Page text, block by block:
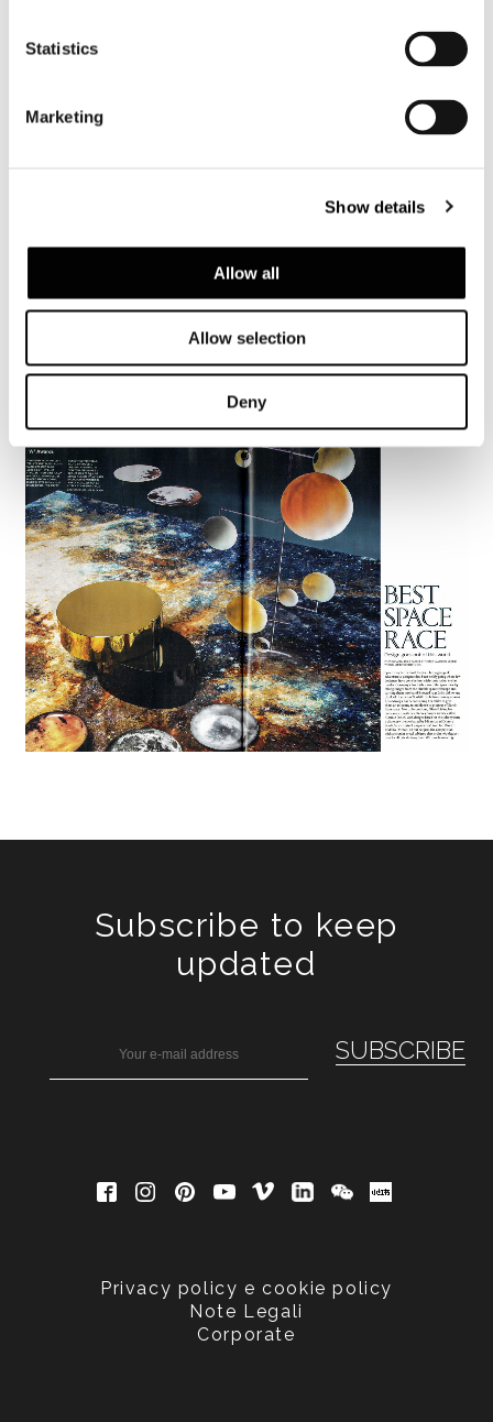
Statistics
Marketing
Show details
Allow all
Allow selection
Deny
Subscribe to keep
updated
Privacy policy e cookie policy
Note Legali
Corporate